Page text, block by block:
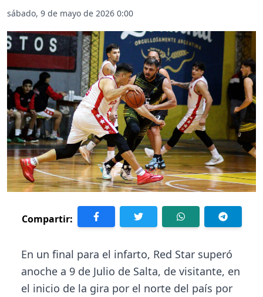
sábado, 9 de mayo de 2026 0:00
Compartir:
En un final para el infarto, Red Star superó
anoche a 9 de Julio de Salta, de visitante, en
el inicio de la gira por el norte del país por